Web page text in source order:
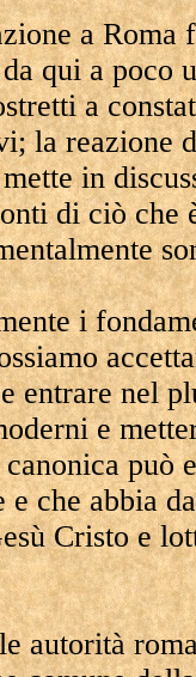
a Roma
qui a poco
a
la reazione
mette in
di ciò
i
entrare nel
e
può
che abbia
Cristo e
autorità